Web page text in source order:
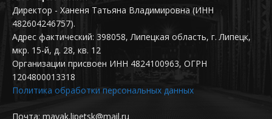
Директор - Ханеня Татьяна Владимировна (ИНН
482604246757).
Адрес фактический: 398058, Липецкая область, г. Липецк,
мкр. 15-й, д. 28, кв. 12
Организации присвоен ИНН 4824100963, ОГРН
1204800013318
Политика обработки персональных данных
Почта: mayak.lipetsk@mail.ru